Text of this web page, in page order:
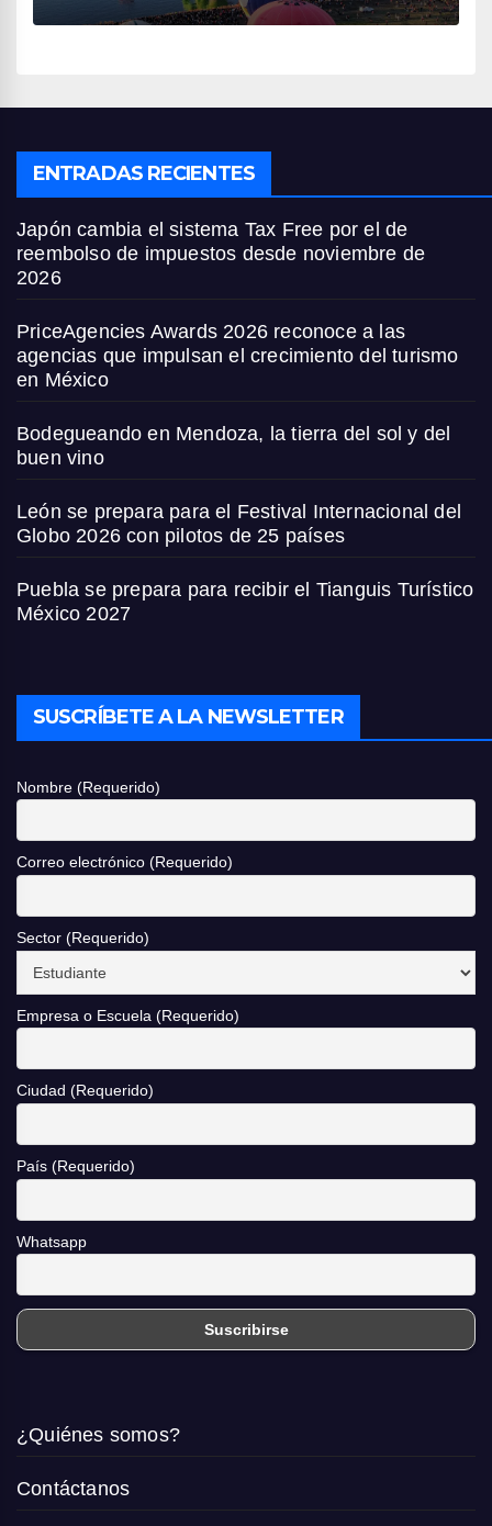
ENTRADAS RECIENTES
Japón cambia el sistema Tax Free por el de
reembolso de impuestos desde noviembre de
2026
PriceAgencies Awards 2026 reconoce a las
agencias que impulsan el crecimiento del turismo
en México
Bodegueando en Mendoza, la tierra del sol y del
buen vino
León se prepara para el Festival Internacional del
Globo 2026 con pilotos de 25 países
Puebla se prepara para recibir el Tianguis Turístico
México 2027
SUSCRÍBETE A LA NEWSLETTER
Nombre (Requerido)
Correo electrónico (Requerido)
Sector (Requerido)
Empresa o Escuela (Requerido)
Ciudad (Requerido)
País (Requerido)
Whatsapp
¿Quiénes somos?
Contáctanos